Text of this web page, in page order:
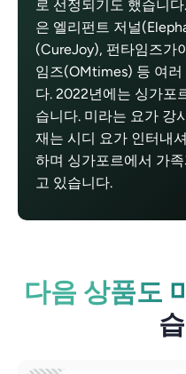
로 선정되기도 했습니
은 엘리펀트 저널
(CureJoy), 펀타임즈가
임즈(OMtimes) 등 여
다. 2022년에는 싱가포
습니다. 미라는 요가 강
재는 시디 요가 인터내
하며 싱가포르에서 가
고 있습니다.
다음 상품도